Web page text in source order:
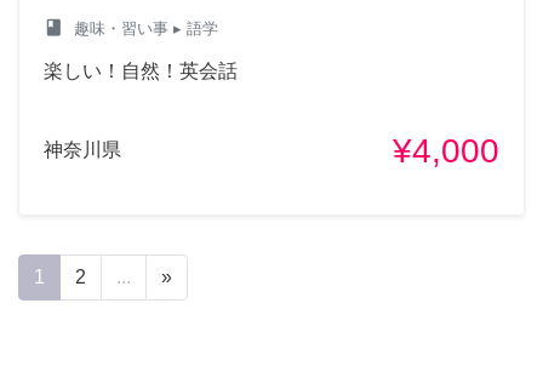
class 趣味・習い事 ▸ 語学
楽しい！自然！英会話
神奈川県 ¥4,000
1 2 ... »